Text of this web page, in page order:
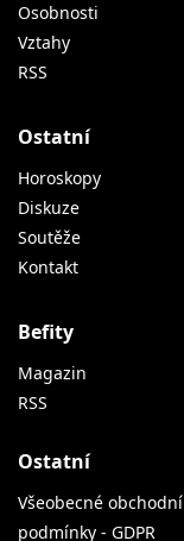
Osobnosti
Vztahy
RSS
Ostatní
Horoskopy
Diskuze
Soutěže
Kontakt
Befity
Magazin
RSS
Ostatní
Všeobecné obchodní
podmínky - GDPR